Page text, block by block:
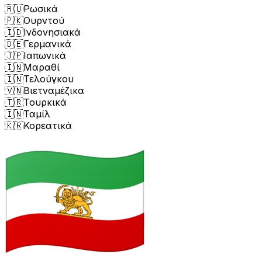
🇷🇺Ρωσικά
🇵🇰Ουρντού
🇮🇩Ινδονησιακά
🇩🇪Γερμανικά
🇯🇵Ιαπωνικά
🇮🇳Μαραθί
🇮🇳Τελούγκου
🇻🇳Βιετναμέζικα
🇹🇷Τουρκικά
🇮🇳Ταμίλ
🇰🇷Κορεατικά